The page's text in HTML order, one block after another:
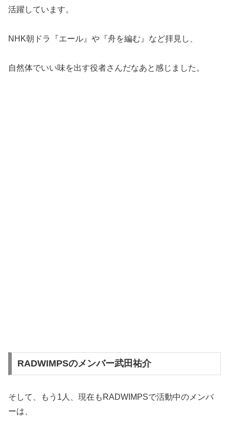
活躍しています。
NHK朝ドラ『エール』や『舟を編む』など拝見し、
自然体でいい味を出す役者さんだなあと感じました。
RADWIMPSのメンバー武田祐介
そして、もう1人、現在もRADWIMPSで活動中のメンバ
ーは、